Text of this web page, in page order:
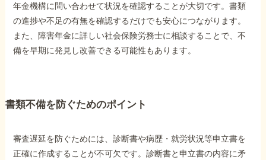
年金機構に問い合わせて状況を確認することが大切です。書類
の進捗や不足の有無を確認するだけでも安心につながります。
また、障害年金に詳しい社会保険労務士に相談することで、不
備を早期に発見し改善できる可能性もあります。
書類不備を防ぐためのポイント
審査遅延を防ぐためには、診断書や病歴・就労状況等申立書を
正確に作成することが不可欠です。診断書と申立書の内容に矛